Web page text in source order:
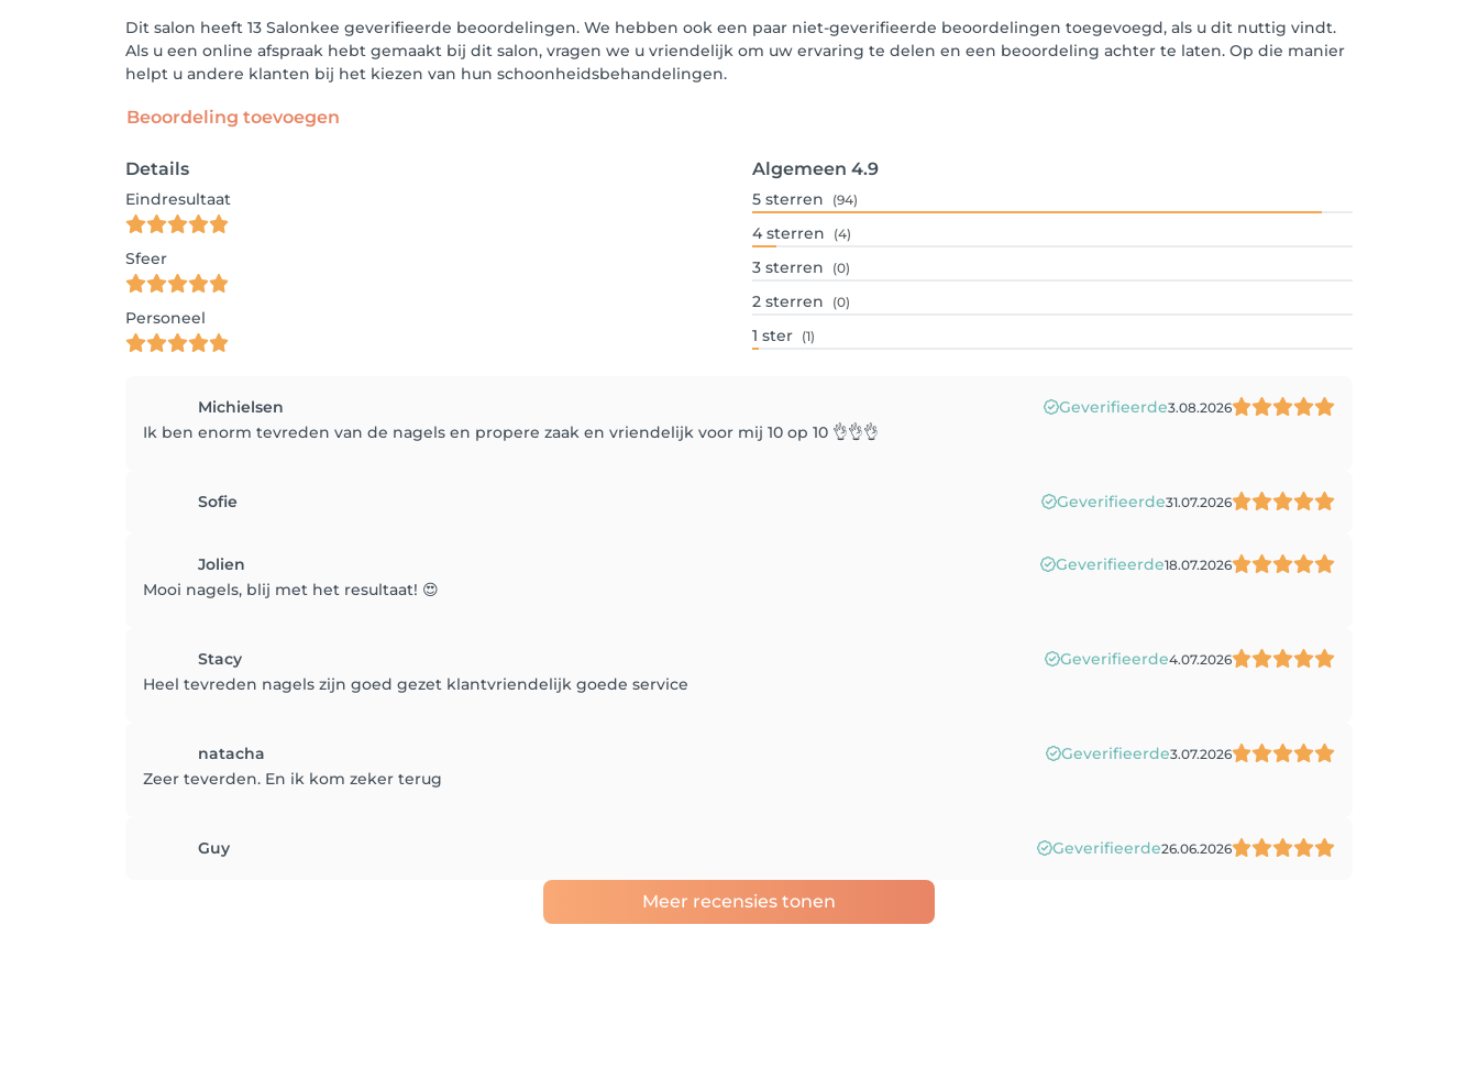
Dit salon heeft 13 Salonkee geverifieerde beoordelingen. We hebben ook een paar niet-geverifieerde beoordelingen toegevoegd, als u dit nuttig vindt.
Als u een online afspraak hebt gemaakt bij dit salon, vragen we u vriendelijk om uw ervaring te delen en een beoordeling achter te laten. Op die manier
helpt u andere klanten bij het kiezen van hun schoonheidsbehandelingen.
Beoordeling toevoegen
Details
Eindresultaat
Sfeer
Personeel
Algemeen 4.9
5 sterren (94)
4 sterren (4)
3 sterren (0)
2 sterren (0)
1 ster (1)
Michielsen Geverifieerde3.08.2026
Ik ben enorm tevreden van de nagels en propere zaak en vriendelijk voor mij 10 op 10 👌👌👌
Sofie Geverifieerde31.07.2026
Jolien Geverifieerde18.07.2026
Mooi nagels, blij met het resultaat! 😍
Stacy Geverifieerde4.07.2026
Heel tevreden nagels zijn goed gezet klantvriendelijk goede service
natacha Geverifieerde3.07.2026
Zeer teverden. En ik kom zeker terug
Guy Geverifieerde26.06.2026
Meer recensies tonen